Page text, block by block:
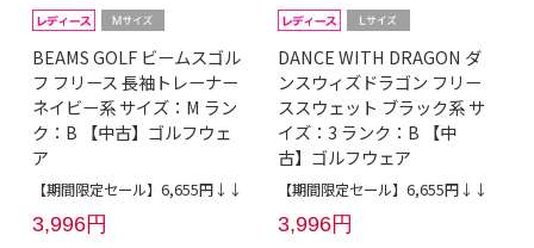
BEAMS GOLF ビームスゴル
フ フリース 長袖トレーナー
ネイビー系 サイズ：M ラン
ク：B 【中古】ゴルフウェ
ア
【期間限定セール】6,655円↓↓
3,996円
DANCE WITH DRAGON ダ
ンスウィズドラゴン フリー
ススウェット ブラック系 サ
イズ：3 ランク：B 【中
古】ゴルフウェア
【期間限定セール】6,655円↓↓
3,996円